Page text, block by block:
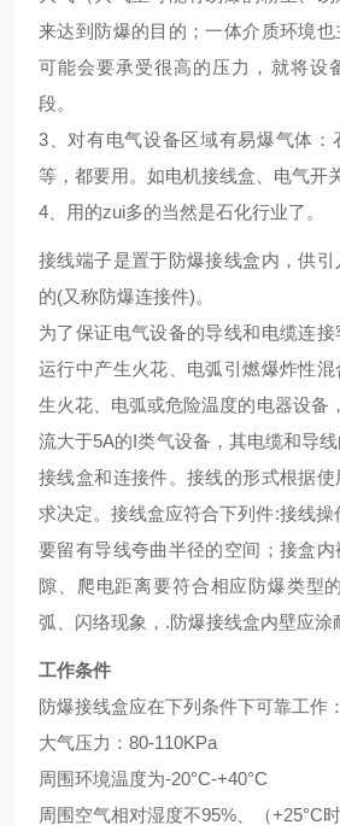
来达到防爆的目的；一体介质环境
可能会要承受很高的压力，就将设
段。
3、对有电气设备区域有易爆气体：
等，都要用。如电机接线盒、电气开
4、用的zui多的当然是石化行业了。
接线端子是置于防爆接线盒内，供
的(又称防爆连接件)。
为了保证电气设备的导线和电缆连
运行中产生火花、电弧引燃爆炸性
生火花、电弧或危险温度的电器设备
流大于5A的I类气设备，其电缆和导
接线盒和连接件。接线的形式根据
求决定。接线盒应符合下列件:接线操
要留有导线夸曲半径的空间；接盒
隙、爬电距离要符合相应防爆类型
弧、闪络现象，.防爆接线盒内壁应涂
工作条件
防爆接线盒应在下列条件下可靠工作：
大气压力：80-110KPa
周围环境温度为-20°C-+40°C
周围空气相对湿度不95%、（+25°C时